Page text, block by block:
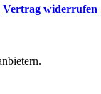
Vertrag widerrufen